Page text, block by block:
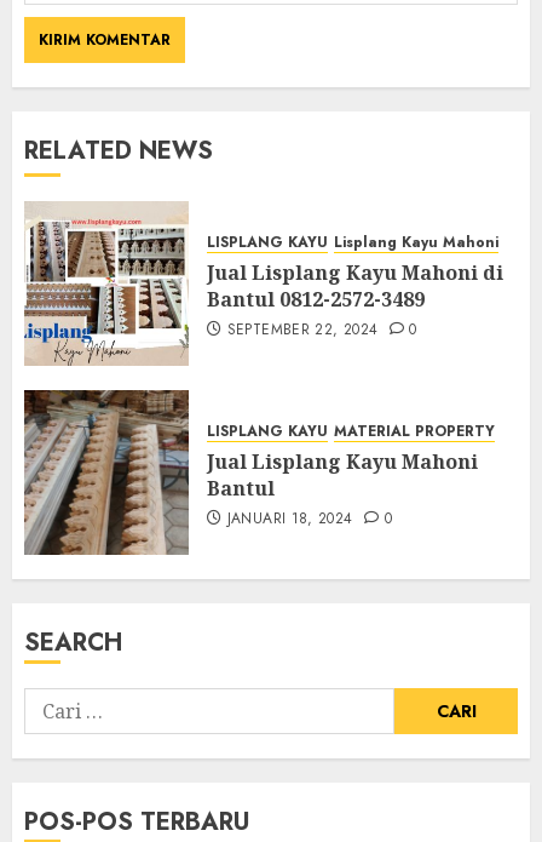
RELATED NEWS
LISPLANG KAYU Lisplang Kayu Mahoni
Jual Lisplang Kayu Mahoni di
Bantul 0812-2572-3489
SEPTEMBER 22, 2024 0
LISPLANG KAYU MATERIAL PROPERTY
Jual Lisplang Kayu Mahoni
Bantul
JANUARI 18, 2024 0
SEARCH
POS-POS TERBARU